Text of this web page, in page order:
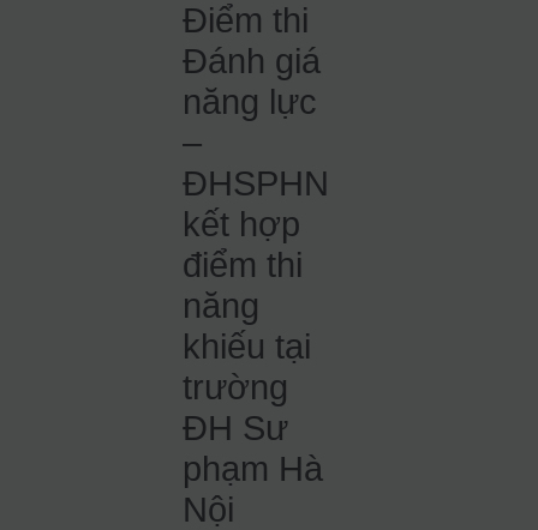
Điểm thi
Đánh giá
năng lực
–
ĐHSPHN
kết hợp
điểm thi
năng
khiếu tại
trường
ĐH Sư
phạm Hà
Nội